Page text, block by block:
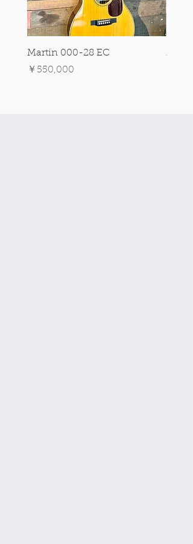
Martin 000-28 EC
価格
￥550,000